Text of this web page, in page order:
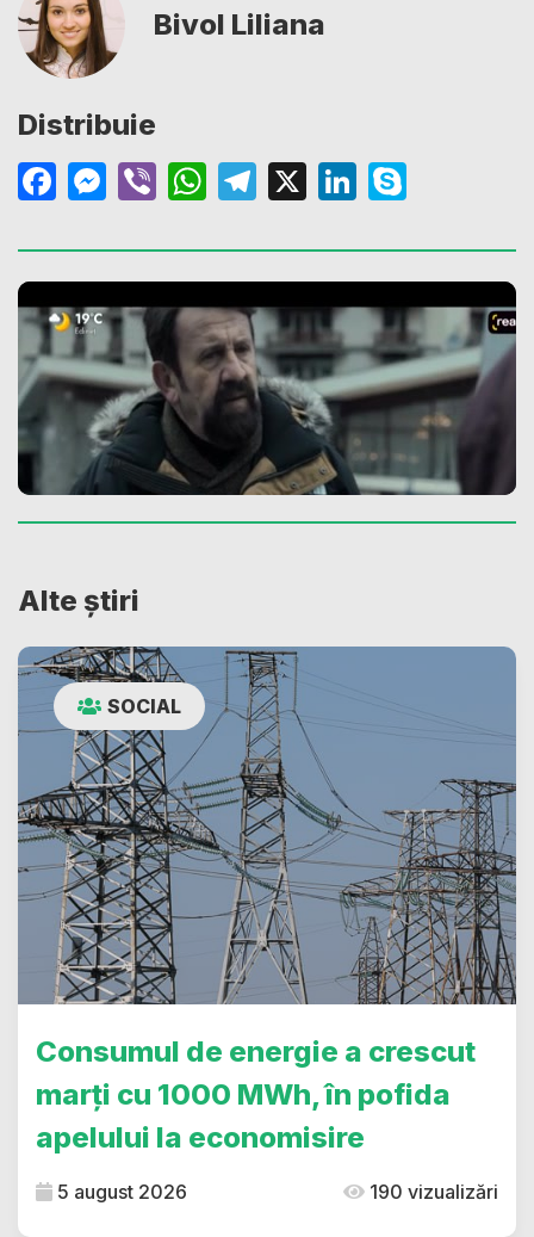
Bivol Liliana
Distribuie
Facebook
Messenger
ViberWhatsApp
Telegram
X LinkedIn
Alte știri
SOCIAL
Consumul de energie a crescut
marți cu 1000 MWh, în pofida
apelului la economisire
5 august 2026 190 vizualizări